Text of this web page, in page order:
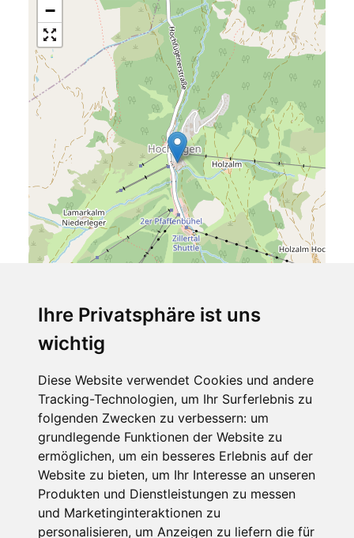
Ihre Privatsphäre ist uns
wichtig
Diese Website verwendet Cookies und andere
Tracking-Technologien, um Ihr Surferlebnis zu
folgenden Zwecken zu verbessern: um
grundlegende Funktionen der Website zu
ermöglichen, um ein besseres Erlebnis auf der
Website zu bieten, um Ihr Interesse an unseren
Produkten und Dienstleistungen zu messen
und Marketinginteraktionen zu
personalisieren, um Anzeigen zu liefern die für
−
Berghotel Hochfügen
Hochfügen 27
6264 Fügenberg
Tirol
Österreich
Telefon
(0043) 5280 5312